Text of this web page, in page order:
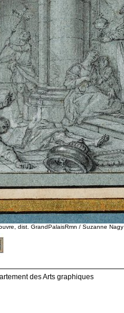
dist. GrandPalaisRmn / Suzanne Nagy
des Arts graphiques